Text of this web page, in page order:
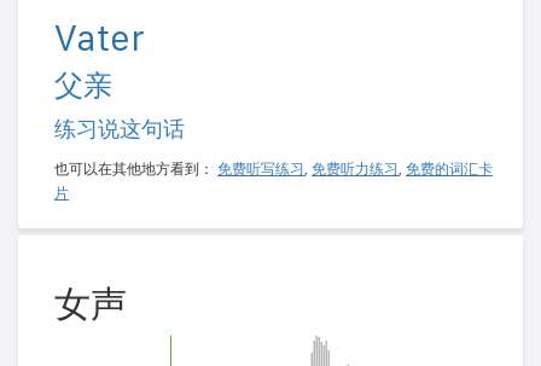
Vater
父亲
练习说这句话
也可以在其他地方看到： 免费听写练习, 免费听力练习, 免费的词汇卡
片
女声